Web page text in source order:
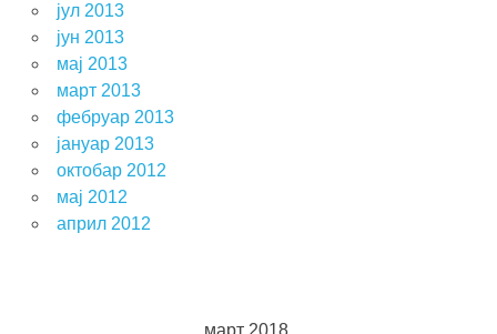
јул 2013
јун 2013
мај 2013
март 2013
фебруар 2013
јануар 2013
октобар 2012
мај 2012
април 2012